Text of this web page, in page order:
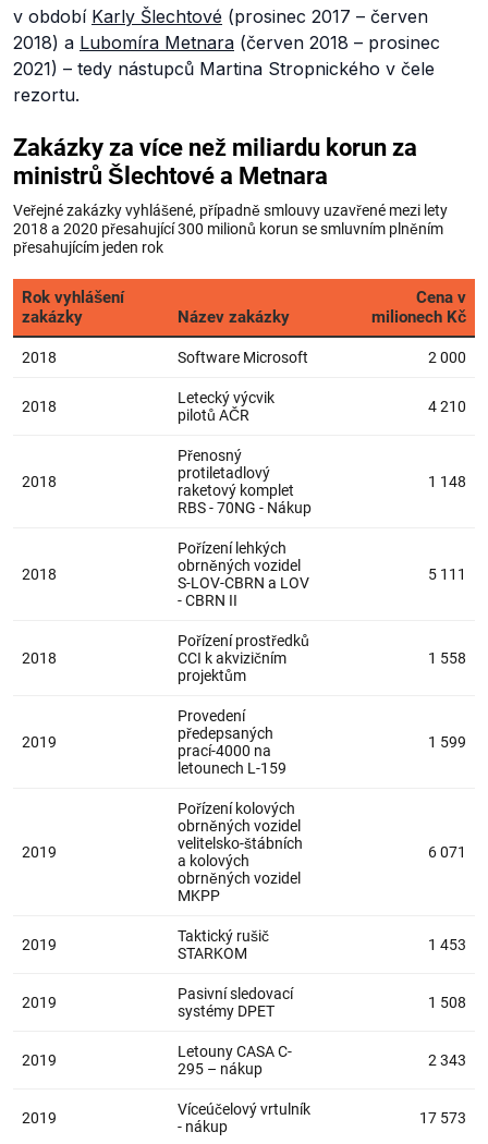
v období Karly Šlechtové (prosinec 2017 – červen
2018) a Lubomíra Metnara (červen 2018 – prosinec
2021) – tedy nástupců Martina Stropnického v čele
rezortu.